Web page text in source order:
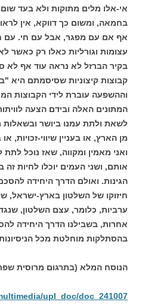
אי-אלו מלים מתוקות ולא בעד
בחמאה, ומשום כך דווקא, אין
אף אם עם מפגר, אבל עם חי. עם
עצומות וגורליות כאלו רק כאשר
בקיר הברזל לא נראה עוד אף לא
קבוצות קיצוניות שסיסמתם היא
וההשפעה עוברת לידי הקבוצות
המתונים האלה ובידם הצעה
לשאת ולתת עמנו ביושר ובשאלות
מן הארץ, או בעניין שיווי-זכויות,
ואני מאמין ומקווה, שאז נוכל
אותם, ושני העמים יוכלו לחיות
הגינות. ואולם הדרך היחידה
חיזוקו של השלטון בארץ-ישראל,
ערביות, כלומר, עצם השלטון,
אחרות, בשבילנו הדרך היחידה
בהסתלקות מוחלטת מכל
הנוסח המלא (בתרגום מרוסית
upl_doc/doc_241007